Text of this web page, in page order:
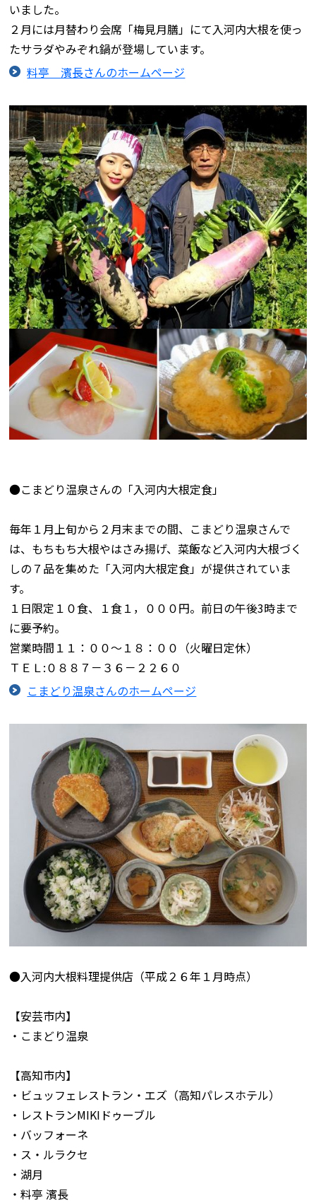
いました。
２月には月替わり会席「梅見月膳」にて入河内大根を使っ
たサラダやみぞれ鍋が登場しています。
料亭 濱長さんのホームページ
●こまどり温泉さんの「入河内大根定食」
毎年１月上旬から２月末までの間、こまどり温泉さんで
は、もちもち大根やはさみ揚げ、菜飯など入河内大根づく
しの７品を集めた「入河内大根定食」が提供されていま
す。
１日限定１０食、１食１，０００円。前日の午後3時まで
に要予約。
営業時間１１：００～１８：００（火曜日定休）
ＴＥＬ:０８８７－３６－２２６０
こまどり温泉さんのホームページ
●入河内大根料理提供店（平成２６年１月時点）
【安芸市内】
・こまどり温泉
【高知市内】
・ビュッフェレストラン・エズ（高知パレスホテル）
・レストランMIKIドゥーブル
・バッフォーネ
・ス・ルラクセ
・湖月
・料亭 濱長